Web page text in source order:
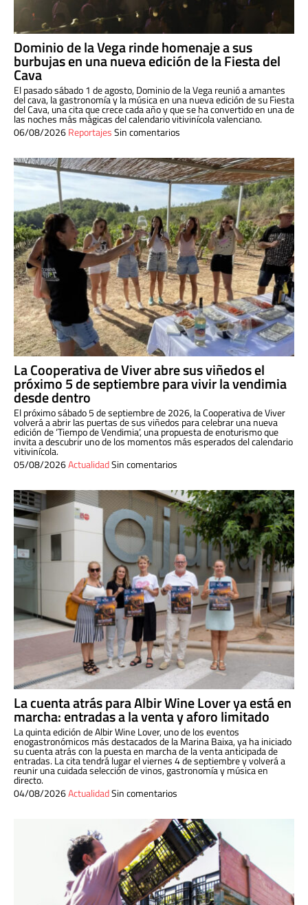
Dominio de la Vega rinde homenaje a sus
burbujas en una nueva edición de la Fiesta del
Cava
El pasado sábado 1 de agosto, Dominio de la Vega reunió a amantes
del cava, la gastronomía y la música en una nueva edición de su Fiesta
del Cava, una cita que crece cada año y que se ha convertido en una de
las noches más mágicas del calendario vitivinícola valenciano.
06/08/2026ReportajesSin comentarios
La Cooperativa de Viver abre sus viñedos el
próximo 5 de septiembre para vivir la vendimia
desde dentro
El próximo sábado 5 de septiembre de 2026, la Cooperativa de Viver
volverá a abrir las puertas de sus viñedos para celebrar una nueva
edición de ‘Tiempo de Vendimia’, una propuesta de enoturismo que
invita a descubrir uno de los momentos más esperados del calendario
vitivinícola.
05/08/2026ActualidadSin comentarios
La cuenta atrás para Albir Wine Lover ya está en
marcha: entradas a la venta y aforo limitado
La quinta edición de Albir Wine Lover, uno de los eventos
enogastronómicos más destacados de la Marina Baixa, ya ha iniciado
su cuenta atrás con la puesta en marcha de la venta anticipada de
entradas. La cita tendrá lugar el viernes 4 de septiembre y volverá a
reunir una cuidada selección de vinos, gastronomía y música en
directo.
04/08/2026ActualidadSin comentarios